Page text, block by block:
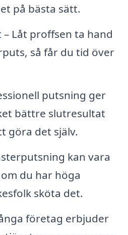
på bästa sätt.
Låt proffsen ta hand
så får du tid över
putsning ger
bättre slutresultat
göra det själv.
kan vara
du har höga
sköta det.
företag erbjuder